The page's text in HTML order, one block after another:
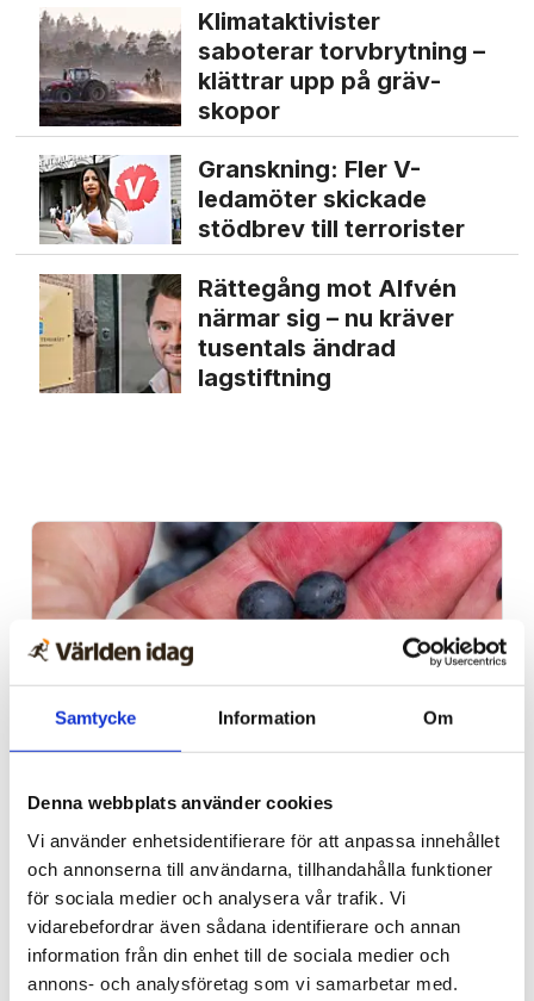
Samtycke Information Om
Denna webbplats använder cookies
Vi använder enhetsidentifierare för att anpassa innehållet
och annonserna till användarna, tillhandahålla funktioner
för sociala medier och analysera vår trafik. Vi
vidarebefordrar även sådana identifierare och annan
information från din enhet till de sociala medier och
annons- och analysföretag som vi samarbetar med.
Klimat­aktivister
saboterar torv­brytning –
klättrar upp på gräv­
skopor
Granskning: Fler V-
ledamöter skickade
stödbrev till terrorister
Rättegång mot Alfvén
närmar sig – nu kräver
tusentals ändrad
lagstiftning
Natur
Lovande blåbärssäsong –
så nyttigt är superbäret